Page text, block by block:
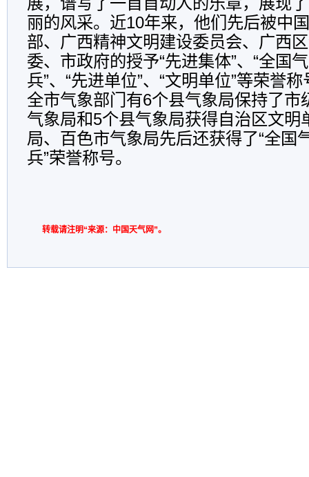
丽的风采。近10年来，他们先后被中
部、广西精神文明建设委员会、广西
委、市政府的授予“先进集体”、“全国
兵”、“先进单位”、“文明单位”等荣誉
全市气象部门有6个县气象局保持了市
气象局和5个县气象局获得自治区文明
局、百色市气象局先后还获得了“全国
兵”荣誉称号。
转载请注明“来源：中国天气网”。